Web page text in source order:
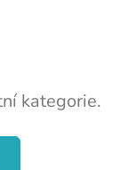
kategorie.